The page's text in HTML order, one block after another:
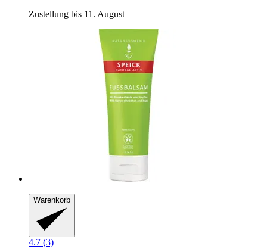
Zustellung bis 11. August
Warenkorb
4.7 (3)